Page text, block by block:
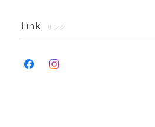
Link リンク